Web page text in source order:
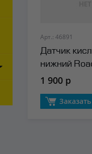
Арт.: 46891
Датчик
нижний
1 900 р
Заказать